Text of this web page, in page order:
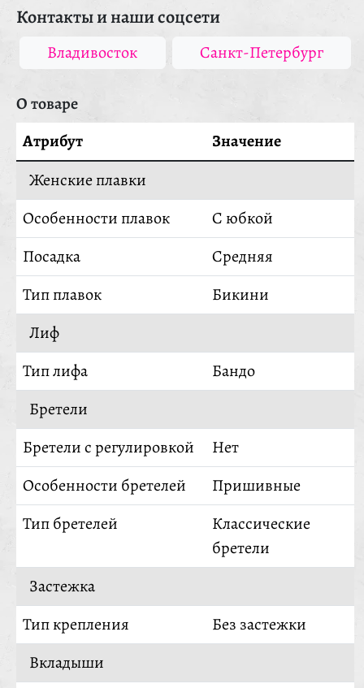
Контакты и наши соцсети
Владивосток Санкт-Петербург
О товаре
Атрибут
Значение
Женские плавки
Особенности плавок
С юбкой
Посадка
Средняя
Тип плавок
Бикини
Лиф
Тип лифа
Бандо
Бретели
Бретели с регулировкой
Нет
Особенности бретелей
Пришивные
Тип бретелей
Классические
бретели
Застежка
Тип крепления
Без застежки
Вкладыши